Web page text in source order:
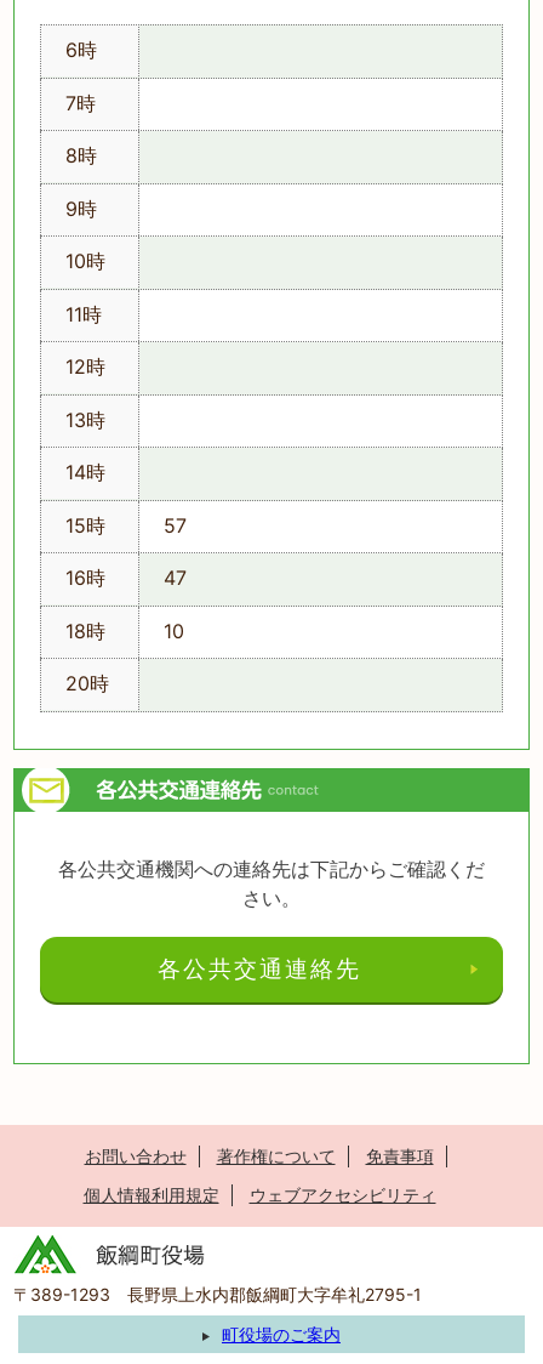
6時
7時
8時
9時
10時
11時
12時
13時
14時
15時 57
16時 47
18時 10
20時
各公共交通機関への連絡先は下記からご確認くだ
さい。
各公共交通連絡先
お問い合わせ 著作権について
免責事項
個人情報利用規定
ウェブアクセシビリティ
〒389-1293 長野県上水内郡飯綱町大字牟礼2795-1
町役場のご案内